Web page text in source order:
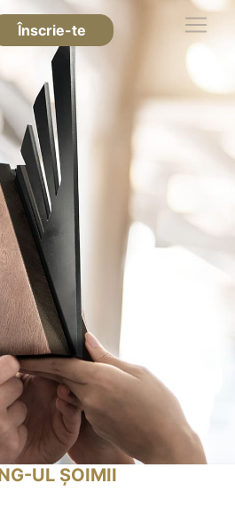
Înscrie-te
UL ȘOIMII